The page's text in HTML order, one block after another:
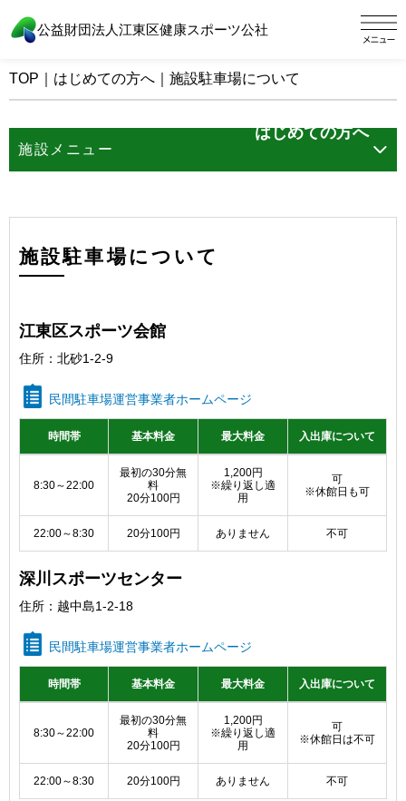
公益財団法人江東区健康スポーツ公社
TOP はじめての方へ 施設駐車場について
はじめての方へ
施設メニュー
施設駐車場について
江東区スポーツ会館
住所：北砂1-2-9
民間駐車場運営事業者ホームページ
時間帯 基本料金 最大料金 入出庫について
8:30～22:00
最初の30分無
料
20分100円
1,200円
※繰り返し適
用
可
※休館日も可
22:00～8:30 20分100円 ありません 不可
深川スポーツセンター
住所：越中島1-2-18
民間駐車場運営事業者ホームページ
時間帯 基本料金 最大料金 入出庫について
8:30～22:00
最初の30分無
料
20分100円
1,200円
※繰り返し適
用
可
※休館日は不可
22:00～8:30 20分100円 ありません 不可